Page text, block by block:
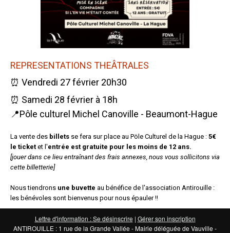
REPRESENTATIONS THEÂTRALES
⏰ Vendredi 27 février 20h30
⏰ Samedi 28 février à 18h
📍Pôle culturel Michel Canoville - Beaumont-Hague
La vente des billets se fera sur place au Pöle Culturel de la Hague : 5€
le ticket et l'entrée est gratuite pour les moins de 12 ans.
[jouer dans ce lieu entraînant des frais annexes, nous vous sollicitons via
cette billetterie]
Nous tiendrons une buvette au bénéfice de l'association Antirouille :
les bénévoles sont bienvenus pour nous épauler !!
Lettre d'information : Se désinscrire | Gérer son inscription
ANTIROUILLE : 1 rue de la Grande Vallée - Mairie déléguée de Vauville -